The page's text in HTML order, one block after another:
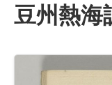
豆州熱